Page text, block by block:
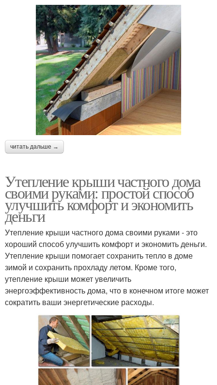
читать дальше →
Утепление крыши частного дома
своими руками: простой способ
улучшить комфорт и экономить
деньги
Утепление крыши частного дома своими руками - это
хороший способ улучшить комфорт и экономить деньги.
Утепление крыши помогает сохранить тепло в доме
зимой и сохранить прохладу летом. Кроме того,
утепление крыши может увеличить
энергоэффективность дома, что в конечном итоге может
сократить ваши энергетические расходы.